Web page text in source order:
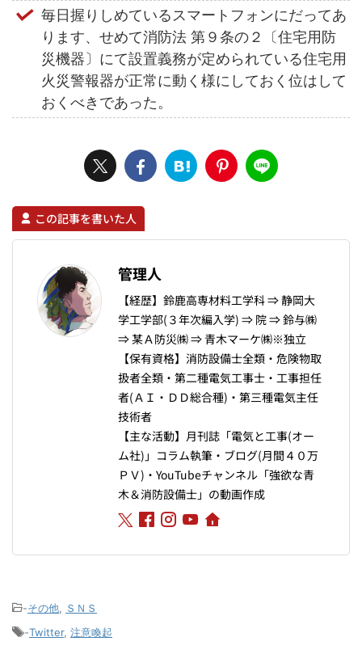
毎日握りしめているスマートフォンにだってあ
ります、せめて消防法 第９条の２〔住宅用防
災機器〕にて設置義務が定められている住宅用
火災警報器が正常に動く様にしておく位はして
おくべきであった。
この記事を書いた人
管理人
【経歴】鈴鹿高専材料工学科 ⇒ 静岡大
学工学部(３年次編入学) ⇒ 院 ⇒ 鈴与㈱
⇒ 某Ａ防災㈱ ⇒ 青木マーケ㈱※独立
【保有資格】消防設備士全類・危険物取
扱者全類・第二種電気工事士・工事担任
者(ＡＩ・ＤＤ総合種)・第三種電気主任
技術者
【主な活動】月刊誌「電気と工事(オー
ム社)」コラム執筆・ブログ(月間４０万
ＰＶ)・YouTubeチャンネル「強欲な青
木＆消防設備士」の動画作成
-その他
ＳＮＳ
-Twitter, 注意喚起